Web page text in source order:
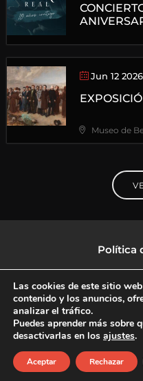
Jun 12 2026
Museo de
Política
Política de
F
a
c
Copyright
Las cookies de este sitio
contenido y los anuncios,
analizar el tráfico.
Puedes aprender más sobre
desactivarlas en los ajustes.
Aceptar Rechazar